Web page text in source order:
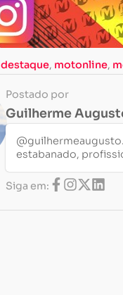
destaque, motonline,
Postado por
Guilherme
estabanado,
Siga em: